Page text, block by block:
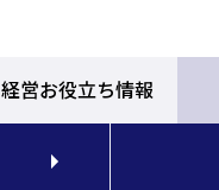
経営お役立ち情報